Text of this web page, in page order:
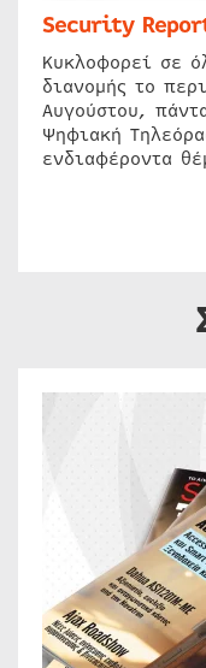
Security
Κυκλοφορεί σε
διανομής το
Αυγούστου,
Ψηφιακή
ενδιαφέροντα